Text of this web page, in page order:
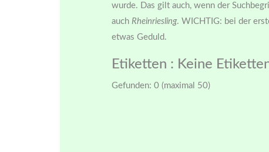
wurde. Das gilt auch, wenn der
auch Rheinriesling. WICHTIG: bei der
etwas Geduld.
Etiketten : Keine
Gefunden: 0 (maximal 50)